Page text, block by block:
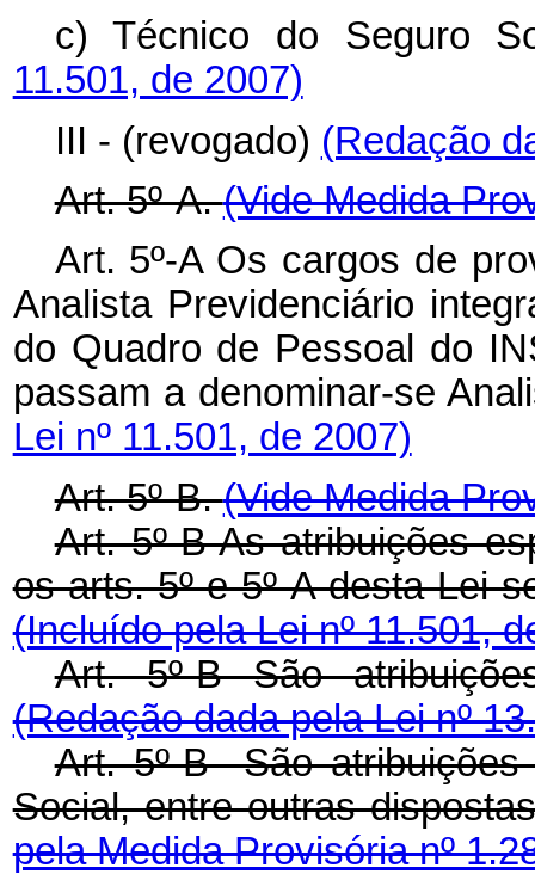
c) Técnico do Seguro
11.501, de 2007)
III - (revogado) (Redação
Art. 5º-A.(Vide Medida
Art. 5º-A Os cargos de
Analista Previdenciário
do Quadro de Pessoal do
passam a denominar-se
Lei nº 11.501, de 2007)
Art. 5º-B.(Vide Medida
Art. 5º-B As atribuições
os arts. 5º e 5º-A desta Lei
(Incluído pela Lei nº 11.501,
Art. 5º-B São
(Redação dada pela Lei nº
Art. 5º-B São
Social, entre outras
pela Medida Provisória nº